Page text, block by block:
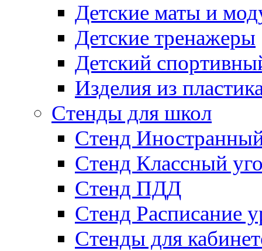
Детские маты и
Детские тренажеры
Детский
Изделия из
Стенды для школ
Стенд
Стенд Классный
Стенд ПДД
Стенд Расписание
Стенды для